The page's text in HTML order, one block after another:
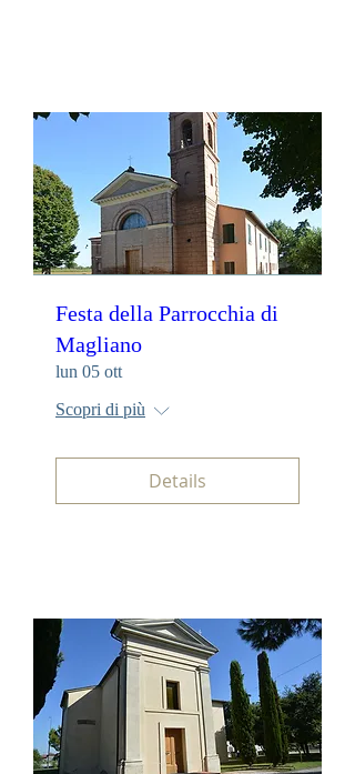
Festa della Parrocchia di
Magliano
lun 05 ott
Scopri di più
Details